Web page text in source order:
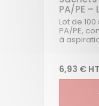
PA/PE –
Lot de
PA/PE,
à
6,93 € HT